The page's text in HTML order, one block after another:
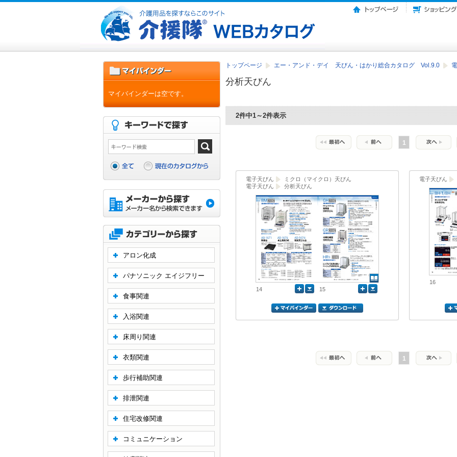
トップページ エー・アンド・デイ 天びん・はかり総合カタログ Vol.9.0
分析天びん
2件中1～2件表示
1
電子天びん
ミクロ（マイクロ）天びん
電子天びん
分析天びん
14 15
電子天びん
16
1
マイバインダーは空です。
アロン化成
パナソニック エイジフリー
食事関連
入浴関連
床周り関連
衣類関連
歩行補助関連
排泄関連
住宅改修関連
コミュニケーション